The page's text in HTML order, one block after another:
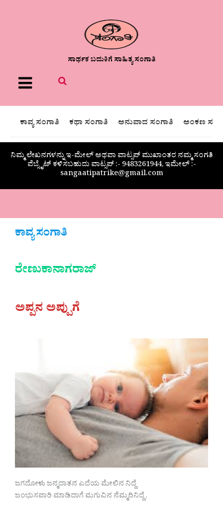
ಸಾರ್ಥಕ ಬದುಕಿಗೆ ಸಾಹಿತ್ಯ ಸಂಗಾತಿ
Menu
ಕಾವ್ಯ ಸಂಗಾತಿ ಕಥಾ ಸಂಗಾತಿ ಅನುವಾದ ಸಂಗಾತಿ ಅಂಕಣ
ನಿಮ್ಮ ಲೇಖನಗಳನ್ನು ಇ-ಮೇಲ್ ಅಥವಾ ವಾಟ್ಸಪ್ ಮುಖಾಂತರ ನಮ್ಮ ಸಂಗತಿ
ವೆಬ್ಸೈಟ್ ಕಳಿಸಬಹುದು ವಾಟ್ಸಪ್‌ :- 9483261944, ಇಮೇಲ್ :-
sangaatipatrike@gmail.com
ಕಾವ್ಯ ಸಂಗಾತಿ
ರೇಣುಕಾನಾಗರಾಜ್
ಅಪ್ಪನ ಅಪ್ಪುಗೆ
ಜಗದೋಳು ಜನ್ಮದಾತನ ಎದೆಯ ಮೇಲಿನ ನಿದ್ದೆ
ಜಂಭುಸವಾರಿ ಮಾಡಿದಾಗೆ ಮಗುವಿನ ನೆಮ್ಮದಿನಿದ್ದೆ ,